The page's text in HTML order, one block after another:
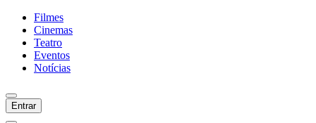
Filmes
Cinemas
Teatro
Eventos
Notícias
Entrar